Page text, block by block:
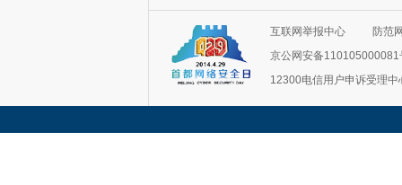
互联网举报中心
防范
京公网安备110105000081
12300电信用户申诉受理中